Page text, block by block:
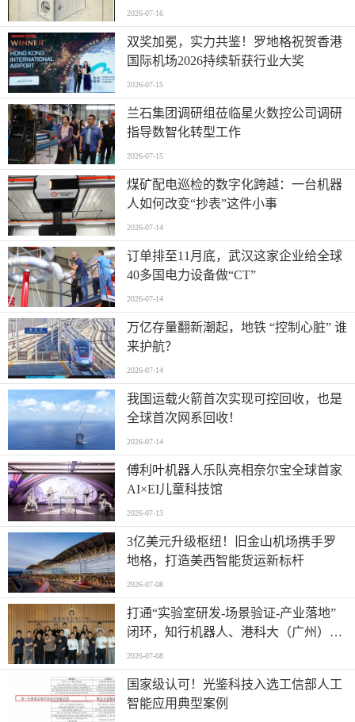
造的全流程
2026-07-16
双奖加冕，实力共鉴！罗地格祝贺香港
国际机场2026持续斩获行业大奖
2026-07-15
兰石集团调研组莅临星火数控公司调研
指导数智化转型工作
2026-07-15
煤矿配电巡检的数字化跨越：一台机器
人如何改变“抄表”这件小事
2026-07-14
订单排至11月底，武汉这家企业给全球
40多国电力设备做“CT”
2026-07-14
万亿存量翻新潮起，地铁 “控制心脏” 谁
来护航？
2026-07-14
我国运载火箭首次实现可控回收，也是
全球首次网系回收！
2026-07-14
傅利叶机器人乐队亮相奈尔宝全球首家
AI×EI儿童科技馆
2026-07-13
​3亿美元升级枢纽！旧金山机场携手罗
地格，打造美西智能货运新标杆
2026-07-08
打通“实验室研发-场景验证-产业落地”
闭环，知行机器人、港科大（广州）、
北京粤电三方联合解锁城市服务机器人
规模化应用
2026-07-08
国家级认可！光鉴科技入选工信部人工
智能应用典型案例